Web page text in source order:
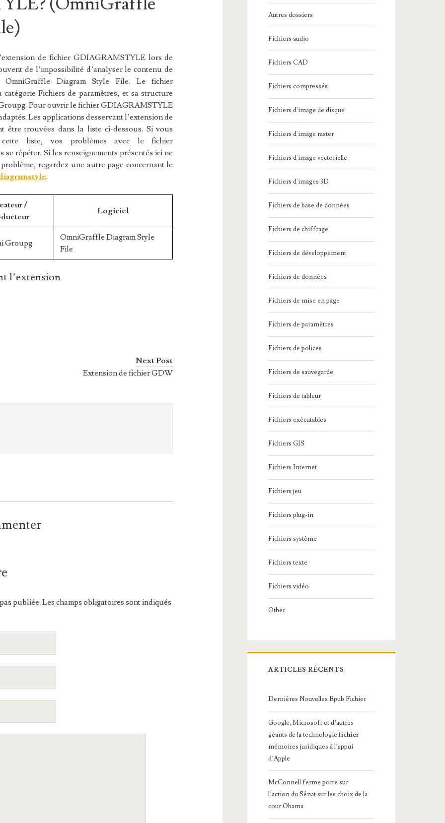
de fichier GDIAGRAMSTYLE lors de
de l’impossibilité d’analyser le contenu de
OmniGraffle Diagram Style File. Le fichier
Fichiers de paramètres, et sa structure
Pour ouvrir le fichier GDIAGRAMSTYLE
Les applications desservant l’extension de
être trouvées dans la liste ci-dessous. Si vous
liste, vos problèmes avec le fichier
répéter. Si les renseignements présentés ici ne
regardez une autre page concernant le
.
/
Logiciel
Groupg
OmniGraffle Diagram Style
File
l’extension
Next Post
Extension de fichier GDW
publiée. Les champs obligatoires sont indiqués
Autres dossiers
Fichiers audio
Fichiers CAD
Fichiers compressés
Fichiers d'image de disque
Fichiers d'image raster
Fichiers d'image vectorielle
Fichiers d'images 3D
Fichiers de base de données
Fichiers de chiffrage
Fichiers de développement
Fichiers de données
Fichiers de mise en page
Fichiers de paramètres
Fichiers de polices
Fichiers de sauvegarde
Fichiers de tableur
Fichiers exécutables
Fichiers GIS
Fichiers Internet
Fichiers jeu
Fichiers plug-in
Fichiers système
Fichiers texte
Fichiers vidéo
Other
ARTICLES RÉCENTS
Dernières Nouvelles Epub Fichier
Google, Microsoft et d’autres
géants de la technologiefichier
mémoires juridiques à l’appui
d’Apple
McConnell ferme porte sur
l’action du Sénat sur les choix de la
cour Obama